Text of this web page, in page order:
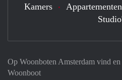
Op Woonboten Amsterdam vind
Woonboot
Kamers Appartementen